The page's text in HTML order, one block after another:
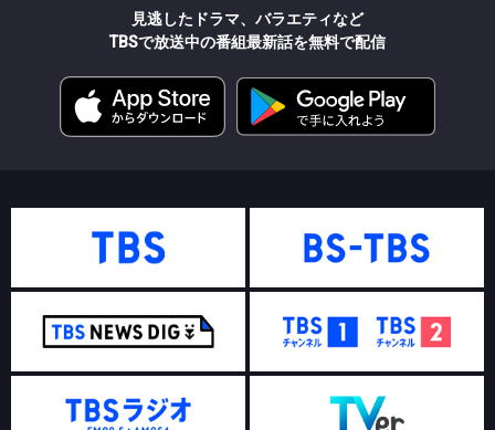
見逃したドラマ、バラエティなど
TBSで放送中の番組最新話を無料で配信